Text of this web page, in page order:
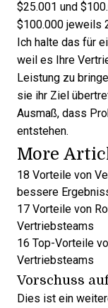
$25.001 und
$100.000 jeweils
Ich halte das für
weil es Ihre
Leistung zu
sie ihr Ziel
Ausmaß, dass
entstehen.
More
18 Vorteile von
bessere
17 Vorteile von
Vertriebsteams
16 Top-Vorteile
Vertriebsteams
Vorschuss
Dies ist ein